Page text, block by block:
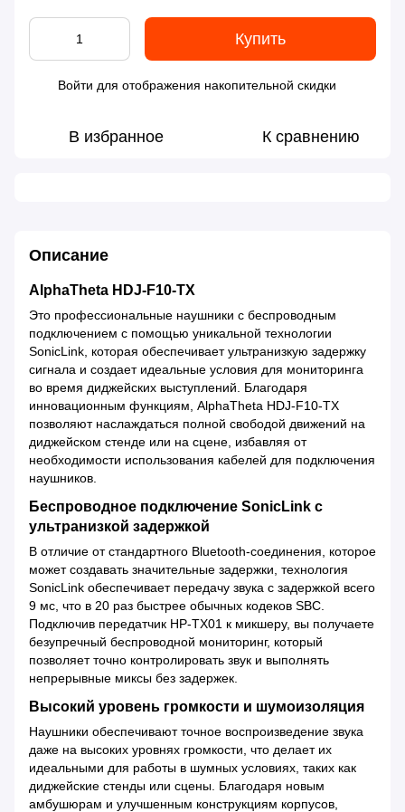
Купить
Войти для отображения накопительной скидки
В избранное К сравнению
Описание
AlphaTheta HDJ-F10-TX
Это профессиональные наушники с беспроводным
подключением с помощью уникальной технологии
SonicLink, которая обеспечивает ультранизкую задержку
сигнала и создает идеальные условия для мониторинга
во время диджейских выступлений. Благодаря
инновационным функциям, AlphaTheta HDJ-F10-TX
позволяют наслаждаться полной свободой движений на
диджейском стенде или на сцене, избавляя от
необходимости использования кабелей для подключения
наушников.
Беспроводное подключение SonicLink с
ультранизкой задержкой
В отличие от стандартного Bluetooth-соединения, которое
может создавать значительные задержки, технология
SonicLink обеспечивает передачу звука с задержкой всего
9 мс, что в 20 раз быстрее обычных кодеков SBC.
Подключив передатчик HP-TX01 к микшеру, вы получаете
безупречный беспроводной мониторинг, который
позволяет точно контролировать звук и выполнять
непрерывные миксы без задержек.
Высокий уровень громкости и шумоизоляция
Наушники обеспечивают точное воспроизведение звука
даже на высоких уровнях громкости, что делает их
идеальными для работы в шумных условиях, таких как
диджейские стенды или сцены. Благодаря новым
амбушюрам и улучшенным конструкциям корпусов,